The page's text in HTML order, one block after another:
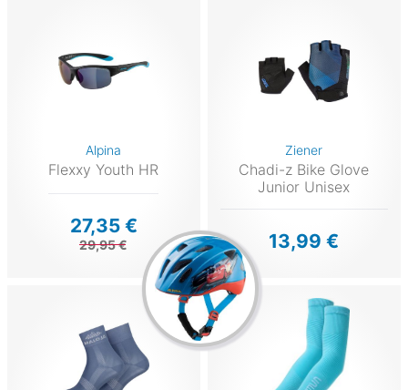
Alpina
Flexxy Youth HR
27,35 €
29,95 €
Ziener
Chadi-z Bike Glove
Junior Unisex
13,99 €